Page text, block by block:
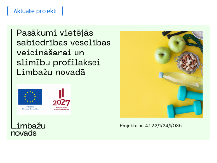
Aktuālie projekti